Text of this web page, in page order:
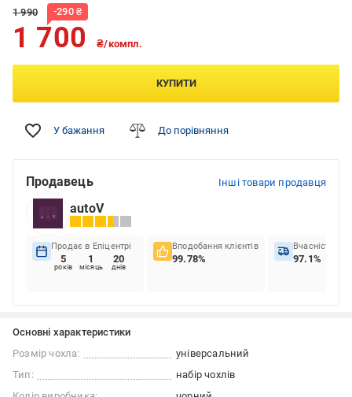
1 990 -290₴
1 700 ₴/компл.
КУПИТИ
У бажання До порівняння
Продавець Інші товари продавця
autoV
Продає в Епіцентрі
5
років
1
місяць
20
днів
Вподобання клієнтів
99.78%
Вчасність
97.1%
Основні характеристики
Розмір чохла:
універсальний
Тип:
набір чохлів